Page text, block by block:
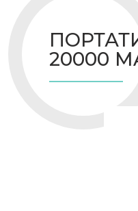
20000